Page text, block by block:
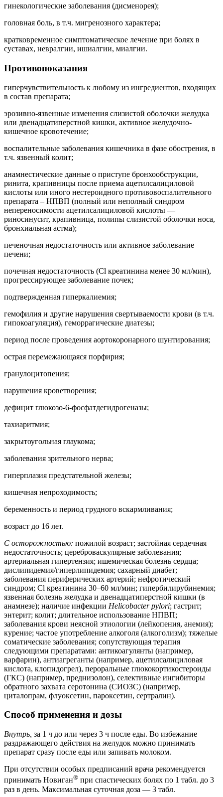
гинекологические заболевания (дисменорея);
головная боль, в т.ч. мигренозного характера;
кратковременное симптоматическое лечение при болях в
суставах, невралгии, ишиалгии, миалгии.
Противопоказания
гиперчувствительность к любому из ингредиентов, входящих
в состав препарата;
эрозивно-язвенные изменения слизистой оболочки желудка
или двенадцатиперстной кишки, активное желудочно-
кишечное кровотечение;
воспалительные заболевания кишечника в фазе обострения, в
т.ч. язвенный колит;
анамнестические данные о приступе бронхообструкции,
ринита, крапивницы после приема ацетилсалициловой
кислоты или иного нестероидного противовоспалительного
препарата – НПВП (полный или неполный синдром
непереносимости ацетилсалициловой кислоты —
риносинусит, крапивница, полипы слизистой оболочки носа,
бронхиальная астма);
печеночная недостаточность или активное заболевание
печени;
почечная недостаточность (Cl креатинина менее 30 мл/мин),
прогрессирующее заболевание почек;
подтвержденная гиперкалиемия;
гемофилия и другие нарушения свертываемости крови (в т.ч.
гипокоагуляция), геморрагические диатезы;
период после проведения аортокоронарного шунтирования;
острая перемежающаяся порфирия;
гранулоцитопения;
нарушения кроветворения;
дефицит глюкозо-6-фосфатдегидрогеназы;
тахиаритмия;
закрытоугольная глаукома;
заболевания зрительного нерва;
гиперплазия предстательной железы;
кишечная непроходимость;
беременность и период грудного вскармливания;
возраст до 16 лет.
С осторожностью: пожилой возраст; застойная сердечная
недостаточность; цереброваскулярные заболевания;
артериальная гипертензия; ишемическая болезнь сердца;
дислипидемия/гиперлипидемия; сахарный диабет;
заболевания периферических артерий; нефротический
синдром; Cl креатинина 30–60 мл/мин; гипербилирубинемия;
язвенная болезнь желудка и двенадцатиперстной кишки (в
анамнезе); наличие инфекции Helicobacter pylori; гастрит;
энтерит; колит; длительное использование НПВП;
заболевания крови неясной этиологии (лейкопения, анемия);
курение; частое употребление алкоголя (алкоголизм); тяжелые
соматические заболевания; сопутствующая терапия
следующими препаратами: антикоагулянты (например,
варфарин), антиагреганты (например, ацетилсалициловая
кислота, клопидогрел), пероральные глюкокортикостероиды
(ГКС) (например, преднизолон), селективные ингибиторы
обратного захвата серотонина (СИОЗС) (например,
циталопрам, флуоксетин, пароксетин, сертралин).
Способ применения и дозы
Внутрь, за 1 ч до или через 3 ч после еды. Во избежание
раздражающего действия на желудок можно принимать
препарат сразу после еды или запивать молоком.
При отсутствии особых предписаний врача рекомендуется
принимать Новиган® при спастических болях по 1 табл. до 3
раз в день. Максимальная суточная доза — 3 табл.